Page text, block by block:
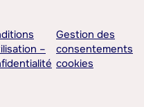
–
Gestion des
consentements
cookies